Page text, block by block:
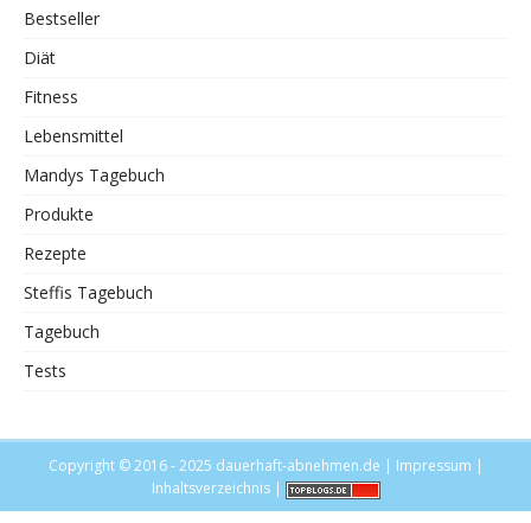
Bestseller
Diät
Fitness
Lebensmittel
Mandys Tagebuch
Produkte
Rezepte
Steffis Tagebuch
Tagebuch
Tests
Copyright © 2016 - 2025 dauerhaft-abnehmen.de | Impressum |
Inhaltsverzeichnis|